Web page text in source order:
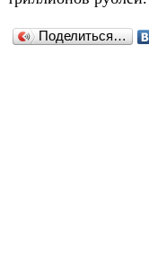
Поделиться…